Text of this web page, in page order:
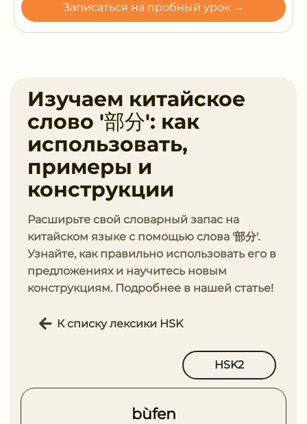
Записаться на пробный урок →
Изучаем китайское
слово '部分': как
использовать,
примеры и
конструкции
Расширьте свой словарный запас на
китайском языке с помощью слова '部分'.
Узнайте, как правильно использовать его в
предложениях и научитесь новым
конструкциям. Подробнее в нашей статье!
К списку лексики HSK
HSK2
bùfen